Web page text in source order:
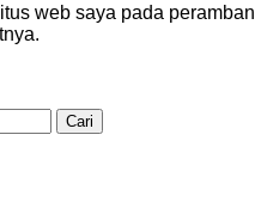
web saya pada peramban